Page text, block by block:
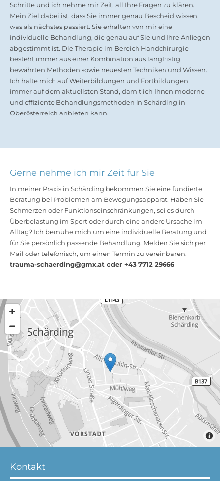
Schritte und ich nehme mir Zeit, all Ihre Fragen zu klären.
Mein Ziel dabei ist, dass Sie immer genau Bescheid wissen,
was als nächstes passiert. Sie erhalten von mir eine
individuelle Behandlung, die genau auf Sie und Ihre Anliegen
abgestimmt ist. Die Therapie im Bereich Handchirurgie
besteht immer aus einer Kombination aus langfristig
bewährten Methoden sowie neuesten Techniken und Wissen.
Ich halte mich auf Weiterbildungen und Fortbildungen
immer auf dem aktuellsten Stand, damit ich Ihnen moderne
und effiziente Behandlungsmethoden in Schärding in
Oberösterreich anbieten kann.
Gerne nehme ich mir Zeit für Sie
In meiner Praxis in Schärding bekommen Sie eine fundierte
Beratung bei Problemen am Bewegungsapparat. Haben Sie
Schmerzen oder Funktionseinschränkungen, sei es durch
Überbelastung im Sport oder durch eine andere Ursache im
Alltag? Ich bemühe mich um eine individuelle Beratung und
für Sie persönlich passende Behandlung. Melden Sie sich per
Mail oder telefonisch, um einen Termin zu vereinbaren.
trauma-schaerding@gmx.at oder +43 7712 29666
Kontakt